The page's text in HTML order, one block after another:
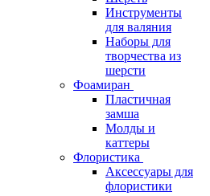
Инструменты
для валяния
Наборы для
творчества из
шерсти
Фоамиран
Пластичная
замша
Молды и
каттеры
Флористика
Аксессуары для
флористики